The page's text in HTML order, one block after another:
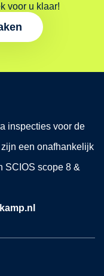
voor u klaar!
inspecties voor de
een onafhankelijk
SCIOS scope 8 &